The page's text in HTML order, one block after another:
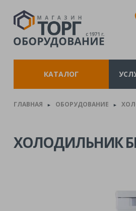
КАТАЛОГ
ГЛАВНАЯ ► ОБОРУДОВАНИЕ ►
ХОЛОДИЛЬНИК